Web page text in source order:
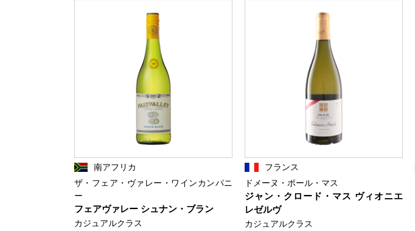
南アフリカ
ザ・フェア・ヴァレー・ワインカンパニ
ー
フェアヴァレー シュナン・ブラン
カジュアルクラス
フランス
ドメーヌ・ポール・マス
ジャン・クロード・マス ヴィオニエ
レゼルヴ
カジュアルクラス